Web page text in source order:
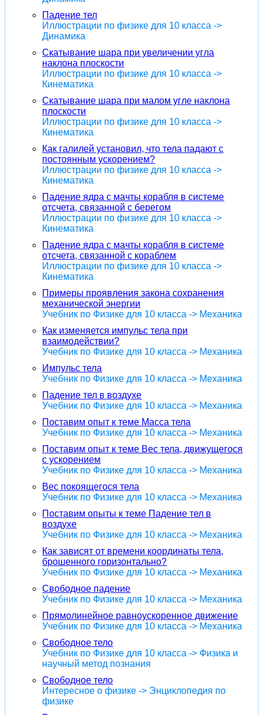
Падение тел
Иллюстрации по физике для 10 класса ->
Динамика
Скатывание шара при увеличении угла
наклона плоскости
Иллюстрации по физике для 10 класса ->
Кинематика
Скатывание шара при малом угле наклона
плоскости
Иллюстрации по физике для 10 класса ->
Кинематика
Как галилей установил, что тела падают с
постоянным ускорением?
Иллюстрации по физике для 10 класса ->
Кинематика
Падение ядра с мачты корабля в системе
отсчета, связанной с берегом
Иллюстрации по физике для 10 класса ->
Кинематика
Падение ядра с мачты корабля в системе
отсчета, связанной с кораблем
Иллюстрации по физике для 10 класса ->
Кинематика
Примеры проявления закона сохранения
механической энергии
Учебник по Физике для 10 класса -> Механика
Как изменяется импульс тела при
взаимодействии?
Учебник по Физике для 10 класса -> Механика
Импульс тела
Учебник по Физике для 10 класса -> Механика
Падение тел в воздухе
Учебник по Физике для 10 класса -> Механика
Поставим опыт к теме Масса тела
Учебник по Физике для 10 класса -> Механика
Поставим опыт к теме Вес тела, движущегося
с ускорением
Учебник по Физике для 10 класса -> Механика
Вес покоящегося тела
Учебник по Физике для 10 класса -> Механика
Поставим опыты к теме Падение тел в
воздухе
Учебник по Физике для 10 класса -> Механика
Как зависят от времени координаты тела,
брошенного горизонтально?
Учебник по Физике для 10 класса -> Механика
Свободное падение
Учебник по Физике для 10 класса -> Механика
Прямолинейное равноускоренное движение
Учебник по Физике для 10 класса -> Механика
Свободное тело
Учебник по Физике для 10 класса -> Физика и
научный метод познания
Свободное тело
Интересное о физике -> Энциклопедия по
физике